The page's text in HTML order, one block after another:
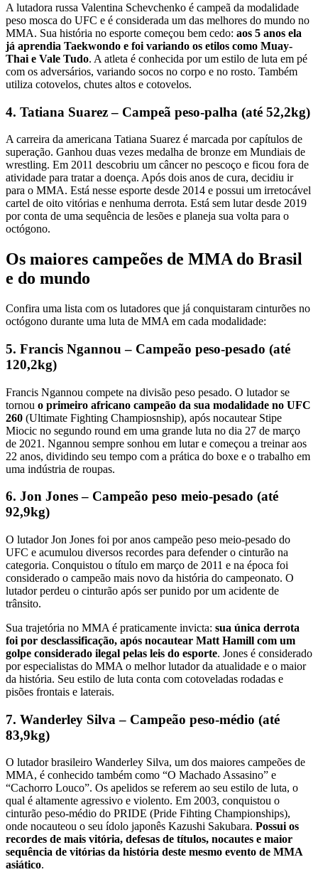
A lutadora russa Valentina Schevchenko é campeã da modalidade
peso mosca do UFC e é considerada um das melhores do mundo no
MMA. Sua história no esporte começou bem cedo: aos 5 anos ela
já aprendia Taekwondo e foi variando os etilos como Muay-
Thai e Vale Tudo. A atleta é conhecida por um estilo de luta em pé
com os adversários, variando socos no corpo e no rosto. Também
utiliza cotovelos, chutes altos e cotovelos.
4. Tatiana Suarez – Campeã peso-palha (até 52,2kg)
A carreira da americana Tatiana Suarez é marcada por capítulos de
superação. Ganhou duas vezes medalha de bronze em Mundiais de
wrestling. Em 2011 descobriu um câncer no pescoço e ficou fora de
atividade para tratar a doença. Após dois anos de cura, decidiu ir
para o MMA. Está nesse esporte desde 2014 e possui um irretocável
cartel de oito vitórias e nenhuma derrota. Está sem lutar desde 2019
por conta de uma sequência de lesões e planeja sua volta para o
octógono.
Os maiores campeões de MMA do Brasil
e do mundo
Confira uma lista com os lutadores que já conquistaram cinturões no
octógono durante uma luta de MMA em cada modalidade:
5. Francis Ngannou – Campeão peso-pesado (até
120,2kg)
Francis Ngannou compete na divisão peso pesado. O lutador se
tornou o primeiro africano campeão da sua modalidade no UFC
260 (Ultimate Fighting Champiosnship), após nocautear Stipe
Miocic no segundo round em uma grande luta no dia 27 de março
de 2021. Ngannou sempre sonhou em lutar e começou a treinar aos
22 anos, dividindo seu tempo com a prática do boxe e o trabalho em
uma indústria de roupas.
6. Jon Jones – Campeão peso meio-pesado (até
92,9kg)
O lutador Jon Jones foi por anos campeão peso meio-pesado do
UFC e acumulou diversos recordes para defender o cinturão na
categoria. Conquistou o título em março de 2011 e na época foi
considerado o campeão mais novo da história do campeonato. O
lutador perdeu o cinturão após ser punido por um acidente de
trânsito.
Sua trajetória no MMA é praticamente invicta: sua única derrota
foi por desclassificação, após nocautear Matt Hamill com um
golpe considerado ilegal pelas leis do esporte. Jones é considerado
por especialistas do MMA o melhor lutador da atualidade e o maior
da história. Seu estilo de luta conta com cotoveladas rodadas e
pisões frontais e laterais.
7. Wanderley Silva – Campeão peso-médio (até
83,9kg)
O lutador brasileiro Wanderley Silva, um dos maiores campeões de
MMA, é conhecido também como “O Machado Assasino” e
“Cachorro Louco”. Os apelidos se referem ao seu estilo de luta, o
qual é altamente agressivo e violento. Em 2003, conquistou o
cinturão peso-médio do PRIDE (Pride Fihting Championships),
onde nocauteou o seu ídolo japonês Kazushi Sakubara. Possui os
recordes de mais vitória, defesas de títulos, nocautes e maior
sequência de vitórias da história deste mesmo evento de MMA
asiático.